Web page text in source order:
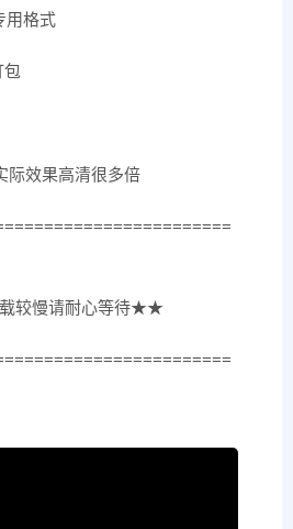
用格式
包
际效果高清很多倍
较慢请耐心等待★★